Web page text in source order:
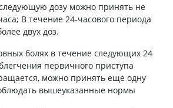
дозу можно принять не
В течение 24-часового периода
двух доз.
болях в течение следующих 24
первичного приступа
можно принять еще одну
вышеуказанные нормы